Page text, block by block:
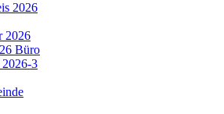
2026
2026
Büro
3